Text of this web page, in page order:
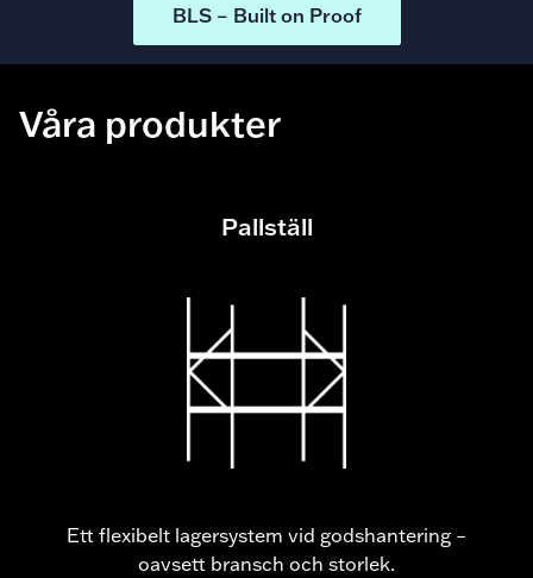
BLS – Built on Proof
Våra produkter
Pallställ
Ett flexibelt lagersystem vid godshantering –
oavsett bransch och storlek.